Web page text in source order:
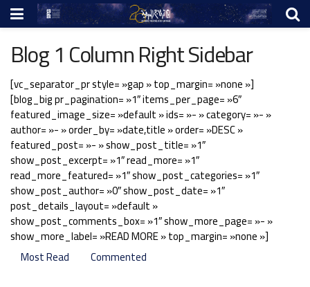
Blog 1 Column Right Sidebar
[vc_separator_pr style= »gap » top_margin= »none »]
[blog_big pr_pagination= »1″ items_per_page= »6″
featured_image_size= »default » ids= »- » category= »- »
author= »- » order_by= »date,title » order= »DESC »
featured_post= »- » show_post_title= »1″
show_post_excerpt= »1″ read_more= »1″
read_more_featured= »1″ show_post_categories= »1″
show_post_author= »0″ show_post_date= »1″
post_details_layout= »default »
show_post_comments_box= »1″ show_more_page= »- »
show_more_label= »READ MORE » top_margin= »none »]
Most Read
Commented